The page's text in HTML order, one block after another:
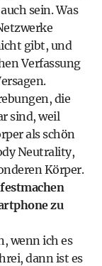
sein. Was
gibt, und
Verfassung
die
sind, weil
als schön
Neutrality,
Körper.
zu
wenn ich es
dann ist es